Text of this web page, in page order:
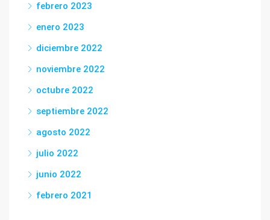
febrero 2023
enero 2023
diciembre 2022
noviembre 2022
octubre 2022
septiembre 2022
agosto 2022
julio 2022
junio 2022
febrero 2021